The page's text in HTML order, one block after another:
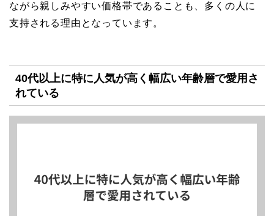
ながら親しみやすい価格帯であることも、多くの人に
支持される理由となっています。
40代以上に特に人気が高く幅広い年齢層で愛用さ
れている